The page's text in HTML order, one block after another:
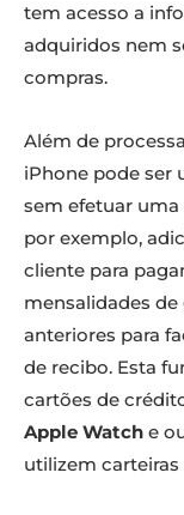
tem acesso a
adquiridos nem
compras.
Além de
iPhone pode ser
sem efetuar
por exemplo,
cliente para
mensalidades
anteriores para
de recibo. Esta
cartões de
Apple Watch e
utilizem carteiras